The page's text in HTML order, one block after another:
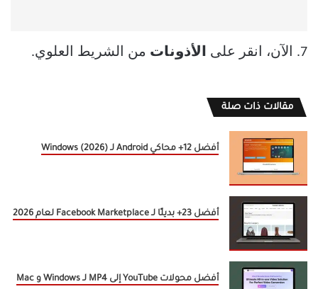
7. الآن، انقر على الأذونات من الشريط العلوي.
مقالات ذات صلة
أفضل 12+ محاكي Android لـ Windows (2026)
أفضل 23+ بديلًا لـ Facebook Marketplace لعام 2026
أفضل محولات YouTube إلى MP4 لـ Windows و Mac